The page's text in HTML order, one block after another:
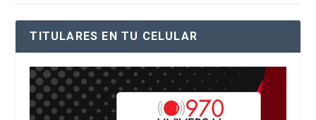
TITULARES EN TU CELULAR